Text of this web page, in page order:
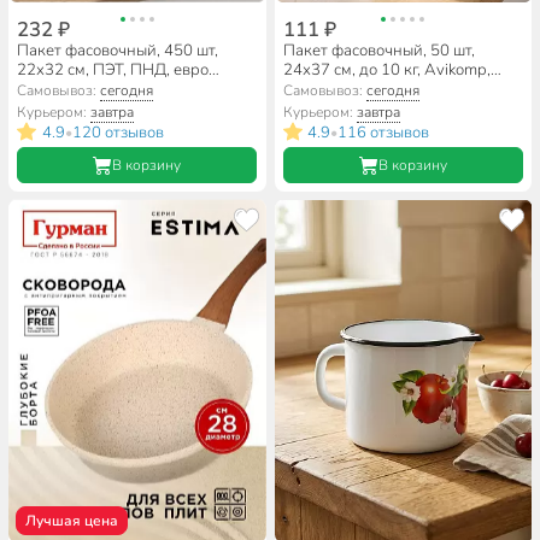
232 ₽
Пакет фасовочный, 450 шт,
22х32 см, ПЭТ, ПНД, евро
СОТЫ, Стандарт
Самовывоз:сегодня
Курьером:завтра
4.9•120 отзывов
В корзину
111 ₽
Пакет фасовочный, 50 шт,
24х37 см, до 10 кг, Avikomp,
Люкс, 87389
Самовывоз: сегодня
Курьером: завтра
4.9•116 отзывов
В корзину
Лучшая цена